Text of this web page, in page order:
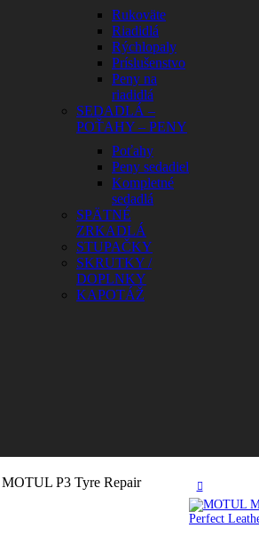
Rukoväte
Riadidlá
Rýchlopaly
Príslušenstvo
Peny na
riadidlá
SEDADLÁ –
POŤAHY – PENY
Poťahy
Peny sedadiel
Kompletné
sedadlá
SPÄTNÉ
ZRKADLÁ
STUPAČKY
SKRUTKY /
DOPLNKY
KAPOTÁŽ
MOTUL P3 Tyre Repair